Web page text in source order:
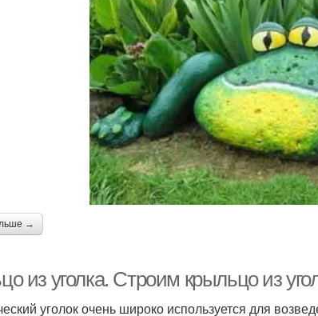
→
из уголка. Строим крыльцо из
уголок очень широко используется для